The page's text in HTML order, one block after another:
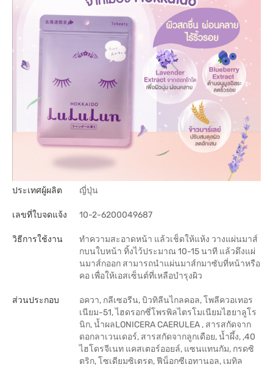
ประเทศผู้ผลิต ญี่ปุ่น
เลขที่ใบจดแจ้ง 10-2-6200049687
วิธีการใช้งาน
ทำความสะอาดหน้า แล้วเช็ดให้แห้ง วางแผ่นมาส์
กบนใบหน้า ทิ้งไว้ประมาณ 10-15 นาที แล้วดึงแผ่
นมาส์กออก สามารถนำแผ่นมาส์กมาซับที่หน้าหรือ
คอ เพื่อให้เอสเซ็นต์ที่เหลือบำรุงผิว
ส่วนประกอบ
อควา, กลีเซอรีน, บิวทิลีนไกลคอล, โพลีควอเทอร
เนียม-51, ไฮดรอกซี่โพรพิลไตรโมเนียมไฮยาลูโร
นิก, น้ำผลLONICERA CAERULEA , สารสกัดจาก
ดอกลาเวนเดอร์, สารสกัดจากลูกเดือย, น้ำผึ้ง, ,40
ไฮโดรจีเนท แคสเตอร์ออยล์, แซนแทนกัม, กรดซิ
ตริก, โซเดียมซิเตรต, ฟีน็อกซีเอทานอล, เมทิล